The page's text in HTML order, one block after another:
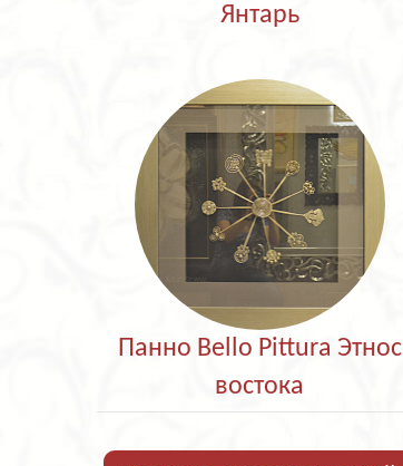
Янтарь
Панно Bello Pittura Этнос
востока